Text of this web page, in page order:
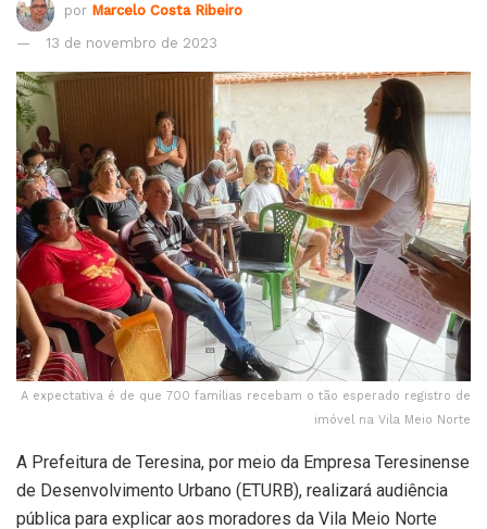
por Marcelo Costa Ribeiro
13 de novembro de 2023
A expectativa é de que 700 famílias recebam o tão esperado registro de
imóvel na Vila Meio Norte
A Prefeitura de Teresina, por meio da Empresa Teresinense
de Desenvolvimento Urbano (ETURB), realizará audiência
pública para explicar aos moradores da Vila Meio Norte